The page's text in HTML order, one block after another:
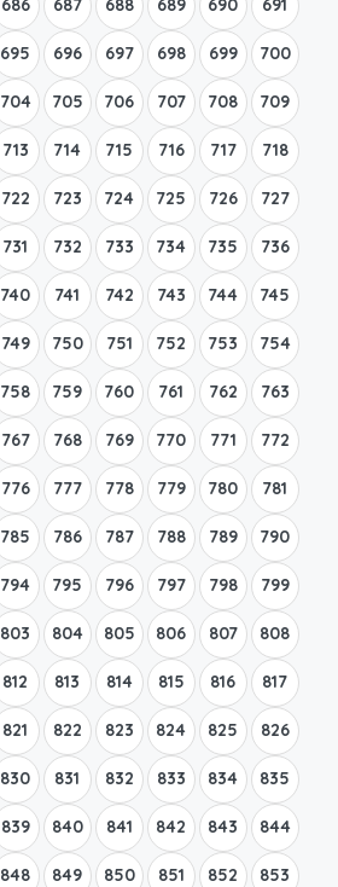
695 696 697 698 699 700
704 705 706 707 708 709
713 714 715 716 717 718
722 723 724 725 726 727
731 732 733 734 735 736
740 741 742 743 744 745
749 750 751 752 753 754
758 759 760 761 762 763
767 768 769 770 771 772
776 777 778 779 780 781
785 786 787 788 789 790
794 795 796 797 798 799
803 804 805 806 807 808
812 813 814 815 816 817
821 822 823 824 825 826
830 831 832 833 834 835
839 840 841 842 843 844
848 849 850 851 852 853